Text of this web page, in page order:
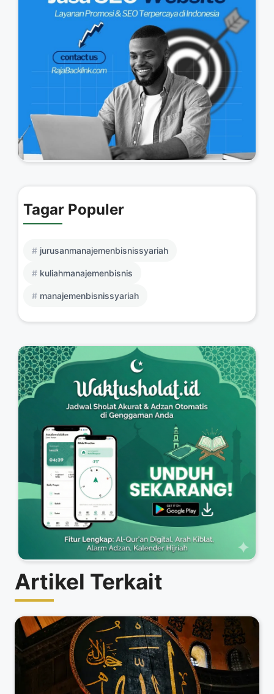
Tagar Populer
jurusanmanajemenbisnissyariah
kuliahmanajemenbisnis
manajemenbisnissyariah
Artikel Terkait